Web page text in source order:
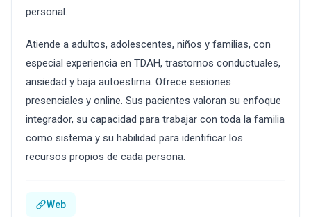
personal.
Atiende a adultos, adolescentes, niños y familias, con
especial experiencia en TDAH, trastornos conductuales,
ansiedad y baja autoestima. Ofrece sesiones
presenciales y online. Sus pacientes valoran su enfoque
integrador, su capacidad para trabajar con toda la familia
como sistema y su habilidad para identificar los
recursos propios de cada persona.
Web